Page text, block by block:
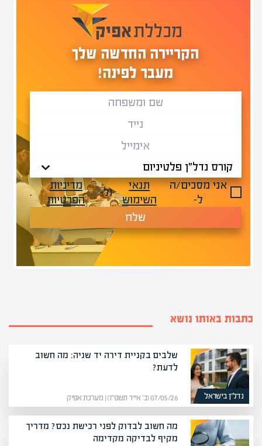
הקריירה החדשה שלך
מעבר לפינה!
אני מסכים/ה
ל-
תנאי
השימוש
ול-
מדיניות
הפרטיות
.
שלח
כתבות באותו נושא
נדל”ן בישראל
שלבים בקניית דירה יד שניה: מה חשוב
לדעת?
07/05/26 (כ׳ אייר תשפ״ו) | מערכת אפיק
מה חשוב לבדוק לפני רכישת נכס? מדריך
מקיף לבדיקה מקדימה